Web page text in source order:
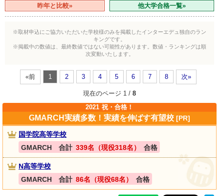
昨年と比較» 他大学合格一覧»
※取材申込にご協力いただいた学校様のみを掲載したインターエデュ独自のラン
キングです。
※掲載中の数値は、最終数値ではない可能性があります。数値・ランキングは順
次変動いたします。
«前 1 2 3 4 5 6 7 8 次»
現在のページ 1 / 8
2021 祝・合格！
GMARCH実績多数！実績を伸ばす有望校 [PR]
国学院高等学校
GMARCH 合計 339名（現役318名） 合格
N高等学校
GMARCH 合計 86名（現役68名） 合格